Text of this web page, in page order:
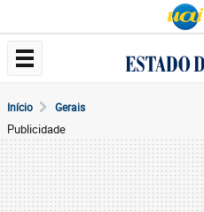
Início Gerais
Publicidade